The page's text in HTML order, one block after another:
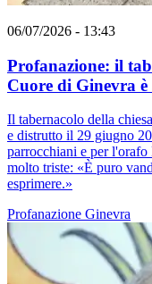
06/07/2026 - 13:43
Profanazione: il
Cuore di Ginevra
Il tabernacolo della
e distrutto il 29 giugno
parrocchiani e per l'orafo
molto triste: «È puro
esprimere.»
Profanazione Ginevra